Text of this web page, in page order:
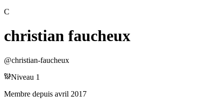
C
christian faucheux
@christian-faucheux
Niveau 1
Membre depuis avril 2017